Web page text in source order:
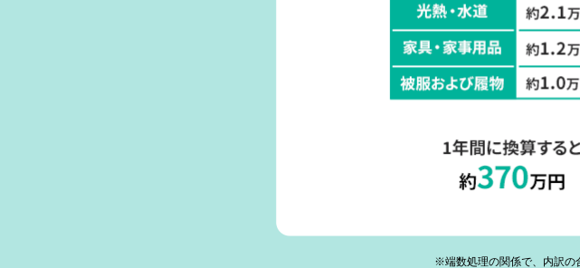
※端数処理の関係で、内訳の